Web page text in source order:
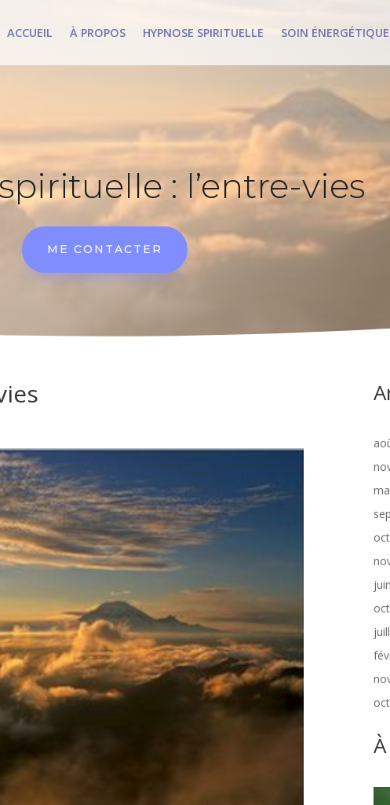
ACCUEIL À PROPOS HYPNOSE SPIRITUELLE SOIN ÉNERGÉTIQUE
ACCUEIL À PROPOS HYPNOSE SPIRITUELLE SOIN ÉNERGÉTIQUE
: l’entre-vies
ME CONTACTER